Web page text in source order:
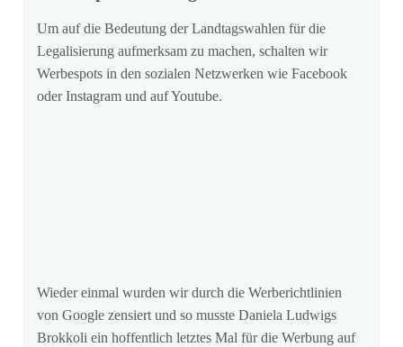
Um auf die Bedeutung der Landtagswahlen für die
Legalisierung aufmerksam zu machen, schalten wir
Werbespots in den sozialen Netzwerken wie Facebook
oder Instagram und auf Youtube.
Wieder einmal wurden wir durch die Werberichtlinien
von Google zensiert und so musste Daniela Ludwigs
Brokkoli ein hoffentlich letztes Mal für die Werbung auf